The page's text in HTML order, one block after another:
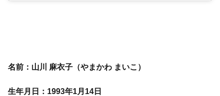
名前：山川 麻衣子（やまかわ まいこ）
生年月日：1993年1月14日